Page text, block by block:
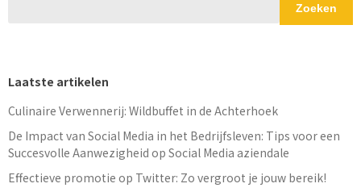
Zoeken
Laatste artikelen
Culinaire Verwennerij: Wildbuffet in de Achterhoek
De Impact van Social Media in het Bedrijfsleven: Tips voor een
Succesvolle Aanwezigheid op Social Media aziendale
Effectieve promotie op Twitter: Zo vergroot je jouw bereik!